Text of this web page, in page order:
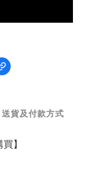
送貨及付款方式
】